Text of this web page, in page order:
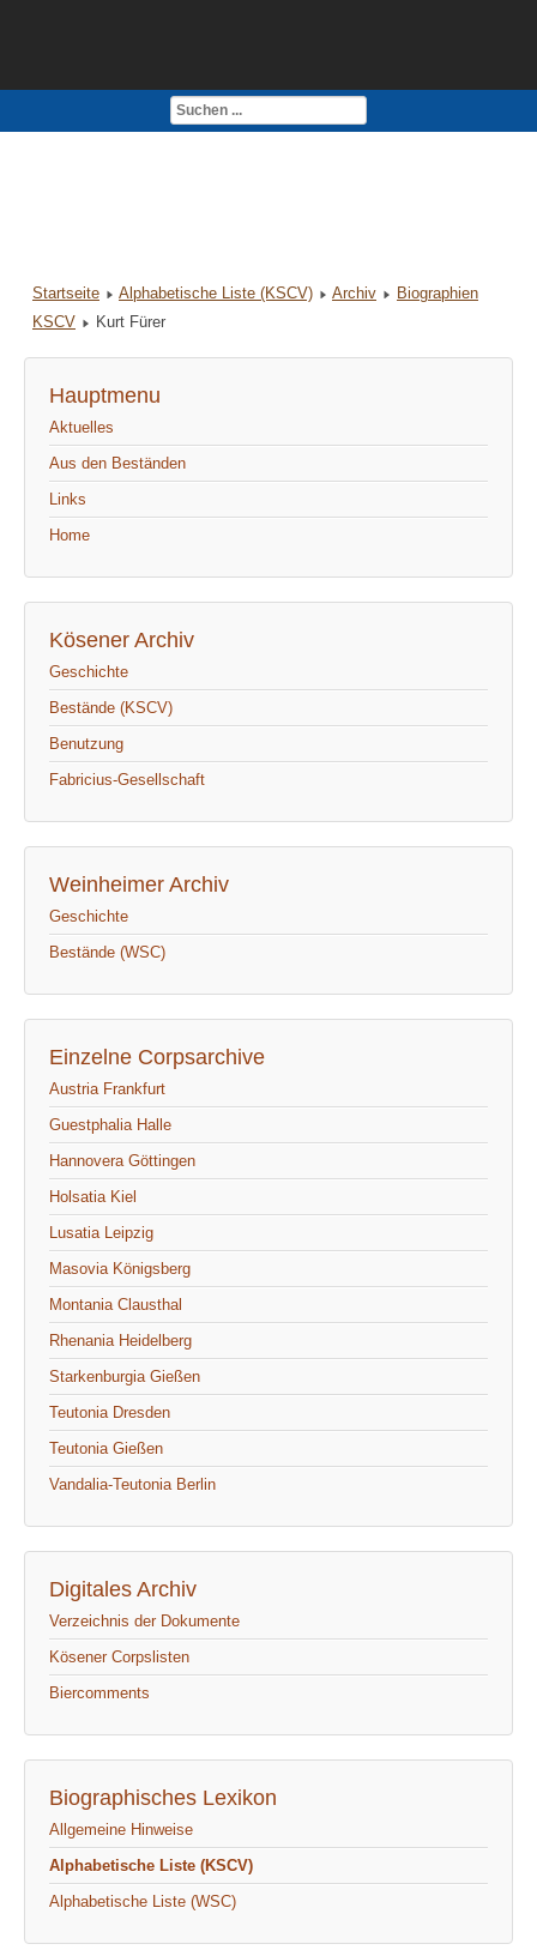
Impressum
Startseite Alphabetische Liste (KSCV) Archiv
Biographien
KSCV
Kurt Fürer
Hauptmenu
Aktuelles
Aus den Beständen
Links
Home
Kösener Archiv
Geschichte
Bestände (KSCV)
Benutzung
Fabricius-Gesellschaft
Weinheimer Archiv
Geschichte
Bestände (WSC)
Einzelne Corpsarchive
Austria Frankfurt
Guestphalia Halle
Hannovera Göttingen
Holsatia Kiel
Lusatia Leipzig
Masovia Königsberg
Montania Clausthal
Rhenania Heidelberg
Starkenburgia Gießen
Teutonia Dresden
Teutonia Gießen
Vandalia-Teutonia Berlin
Digitales Archiv
Verzeichnis der Dokumente
Kösener Corpslisten
Biercomments
Biographisches Lexikon
Allgemeine Hinweise
Alphabetische Liste (KSCV)
Alphabetische Liste (WSC)